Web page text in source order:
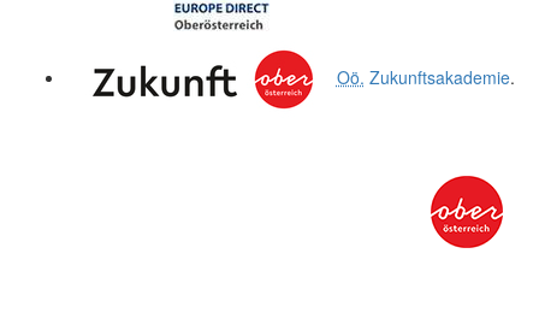
Oö. Zukunftsakademie.